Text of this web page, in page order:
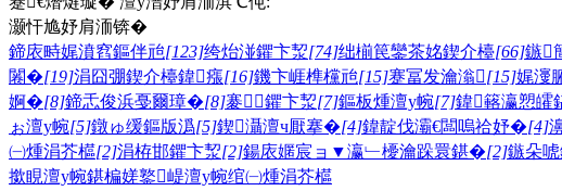
灏忓尯妤肩洏锛�
鍗庡畤娓濆窞鏂伴兘[123]绔炲湴鑺卞洯[74]绌椾笢鑾茶姳鍥介檯[66]鏃
闂�[19]涓囧弸鍥介檯鍏瘬[16]鐖卞崕榫欓兘[15]蹇冨发瀹滃[15]娓濅
婀�[8]鍗忎俊浜戞爾璋�[8]褰鑺卞洯[7]鏂板煄澶у帵[7]鍏簵瀛愬皬
ぉ澶у帵[5]鐓ゅ缓鏂版潙[5]鍥灄澶ч厭搴�[4]鍏靛伐灞€闆嗚祫妤�[4]
㈠煄涓芥櫙[2]涓栫邯鑺卞洯[2]鍚庡嫟宸ョ▼瀛﹂櫌瀹跺睘鍖�[2]鏃朵
撳睍澶у帵鍖楄嫅鐜崼澶у帵绾㈠煄涓芥櫙